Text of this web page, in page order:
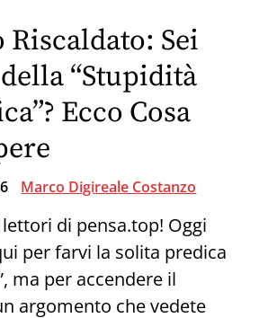
Bait”
e
gli
algoritmi
ci
mettendo
l’uno
contro
l’altro
Riscaldato: Sei
“Stupidità
Ecco Cosa
Marco Digireale Costanzo
di pensa.top! Oggi
per farvi la solita predica
ma per accendere il
argomento che vedete